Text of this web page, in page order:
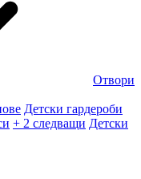
Отвори
Детски гардероби
+ 2 следващи Детски